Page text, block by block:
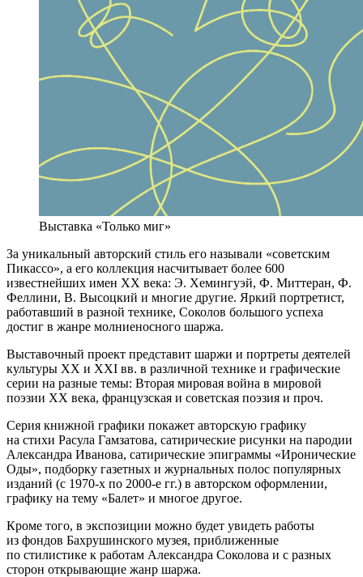
Выставка «Только миг»
За уникальный авторский стиль его называли «советским
Пикассо», а его коллекция насчитывает более 600
известнейших имен XX века: Э. Хемингуэй, Ф. Миттеран, Ф.
Феллини, В. Высоцкий и многие другие. Яркий портретист,
работавший в разной технике, Соколов большого успеха
достиг в жанре молниеносного шаржа.
Выставочный проект представит шаржи и портреты деятелей
культуры ХХ и ХХI вв. в различной технике и графические
серии на разные темы: Вторая мировая война в мировой
поэзии ХХ века, французская и советская поэзия и проч.
Серия книжной графики покажет авторскую графику
на стихи Расула Гамзатова, сатирические рисунки на пародии
Александра Иванова, сатирические эпиграммы «Иронические
Оды», подборку газетных и журнальных полос популярных
изданий (с 1970-х по 2000-е гг.) в авторском оформлении,
графику на тему «Балет» и многое другое.
Кроме того, в экспозиции можно будет увидеть работы
из фондов Бахрушинского музея, приближенные
по стилистике к работам Александра Соколова и с разных
сторон открывающие жанр шаржа.